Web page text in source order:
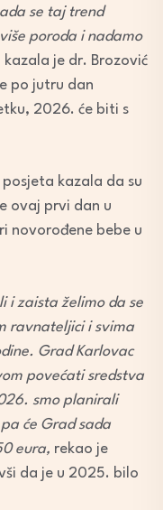
se taj trend
poroda i nadamo
kazala je dr. Brozović
po jutru dan
2026. će biti s
kazala da su
ovaj prvi dan u
novorođene bebe u
i zaista želimo da se
ravnateljici i svima
Grad Karlovac
povećati sredstva
smo planirali
će Grad sada
eura, rekao je
da je u 2025. bilo